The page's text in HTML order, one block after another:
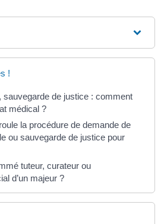
!
sauvegarde de justice : comment
médical ?
la procédure de demande de
ou sauvegarde de justice pour
tuteur, curateur ou
d’un majeur ?